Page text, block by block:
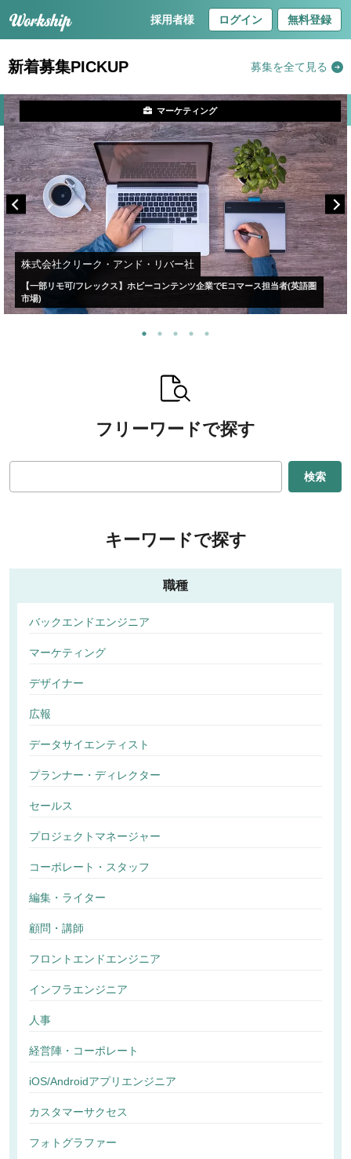
採用者様 ログイン 無料登録
新着募集PICKUP 募集を全て見る
株式会社クリーク・アンド・リバー社
【一部リモ可/フレックス】ホビーコンテンツ企業でEコマース担当者(英語圏
市場)
マーケティング
フリーワードで探す
検索
キーワードで探す
職種
バックエンドエンジニア
マーケティング
デザイナー
広報
データサイエンティスト
プランナー・ディレクター
セールス
プロジェクトマネージャー
コーポレート・スタッフ
編集・ライター
顧問・講師
フロントエンドエンジニア
インフラエンジニア
人事
経営陣・コーポレート
iOS/Androidアプリエンジニア
カスタマーサクセス
フォトグラファー